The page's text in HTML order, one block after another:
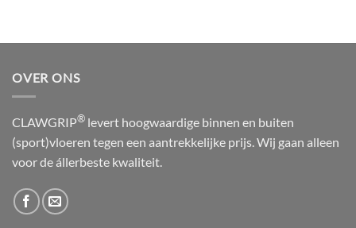
OVER ONS
CLAWGRIP® levert hoogwaardige binnen en buiten
(sport)vloeren tegen een aantrekkelijke prijs. Wij gaan alleen
voor de állerbeste kwaliteit.